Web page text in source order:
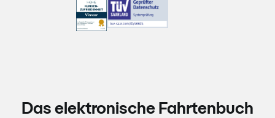
Das elektronische Fahrtenbuch